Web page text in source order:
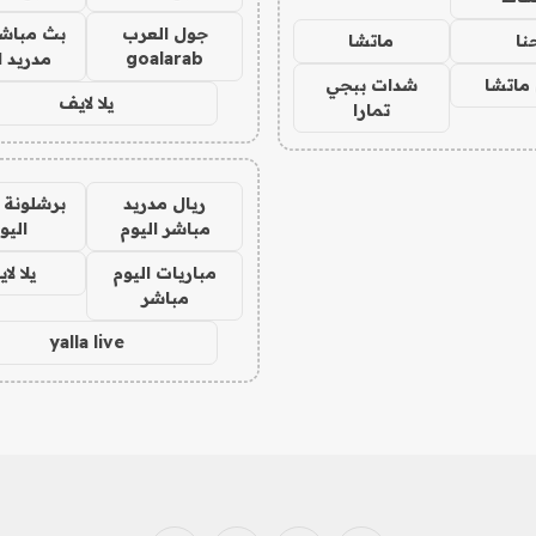
ماتشا
شدات ببجي
تمارا
جول العرب
goalarab
بث
مدريد
يلا لايف
ريال مدريد
مباشر اليوم
مباريات اليوم
مباشر
يلا
yalla live